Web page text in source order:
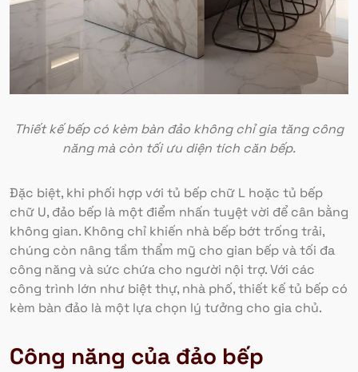
Thiết kế bếp có kèm bàn đảo không chỉ gia tăng công
năng mà còn tối ưu diện tích căn bếp.
Đặc biệt, khi phối hợp với tủ bếp chữ L hoặc tủ bếp
chữ U, đảo bếp là một điểm nhấn tuyệt vời để cân bằng
không gian. Không chỉ khiến nhà bếp bớt trống trải,
chúng còn nâng tầm thẩm mỹ cho gian bếp và tối đa
công năng và sức chứa cho người nội trợ. Với các
công trình lớn như biệt thự, nhà phố, thiết kế tủ bếp có
kèm bàn đảo là một lựa chọn lý tưởng cho gia chủ.
Công năng của đảo bếp